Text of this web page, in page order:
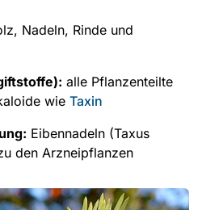
Nadeln, Rinde und
alle Pflanzenteilte
wie Taxin
Eibennadeln (Taxus
den Arzneipflanzen